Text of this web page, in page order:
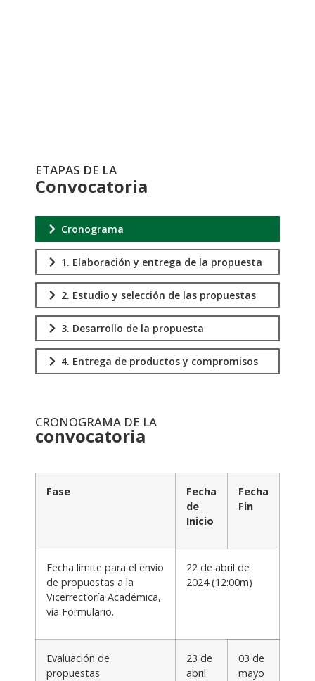
ETAPAS DE LA
Convocatoria
Cronograma
1. Elaboración y entrega de la propuesta
2. Estudio y selección de las propuestas
3. Desarrollo de la propuesta
4. Entrega de productos y compromisos
CRONOGRAMA DE LA
convocatoria
Fase
Fecha
de
Inicio
Fecha
Fin
Fecha límite para el envío
de propuestas a la
Vicerrectoría Académica,
vía Formulario.
22 de abril de
2024 (12:00m)
Evaluación de
propuestas
23 de
abril
03 de
mayo